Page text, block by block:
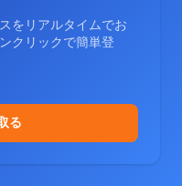
をリアルタイムでお
クリックで簡単登
る